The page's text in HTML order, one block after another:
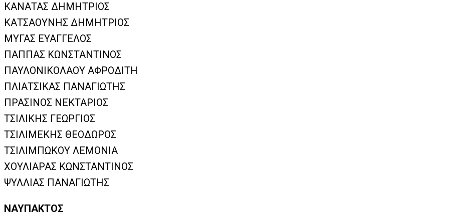
ΚΑΝΑΤΑΣ ΔΗΜΗΤΡΙΟΣ
ΚΑΤΣΑΟΥΝΗΣ ΔΗΜΗΤΡΙΟΣ
ΜΥΓΑΣ ΕΥΑΓΓΕΛΟΣ
ΠΑΠΠΑΣ ΚΩΝΣΤΑΝΤΙΝΟΣ
ΠΑΥΛΟΝΙΚΟΛΑΟΥ ΑΦΡΟΔΙΤΗ
ΠΛΙΑΤΣΙΚΑΣ ΠΑΝΑΓΙΩΤΗΣ
ΠΡΑΣΙΝΟΣ ΝΕΚΤΑΡΙΟΣ
ΤΣΙΛΙΚΗΣ ΓΕΩΡΓΙΟΣ
ΤΣΙΛΙΜΕΚΗΣ ΘΕΟΔΩΡΟΣ
ΤΣΙΛΙΜΠΩΚΟΥ ΛΕΜΟΝΙΑ
ΧΟΥΛΙΑΡΑΣ ΚΩΝΣΤΑΝΤΙΝΟΣ
ΨΥΛΛΙΑΣ ΠΑΝΑΓΙΩΤΗΣ
ΝΑΥΠΑΚΤΟΣ